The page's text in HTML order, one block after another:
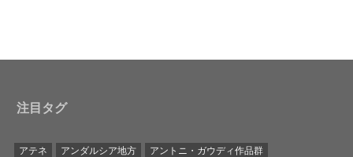
注目タグ
アテネ アンダルシア地方
アントニ・ガウディ作品群